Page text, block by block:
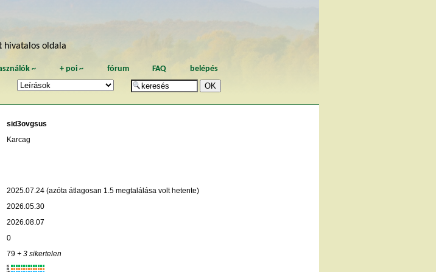
hivatalos oldala
~ + poi~ fórum FAQ belépés
sid3ovgsus
Karcag
2025.07.24 (azóta átlagosan 1.5 megtalálása volt hetente)
2026.05.30
2026.08.07
0
79+ 3 sikertelen
K
R